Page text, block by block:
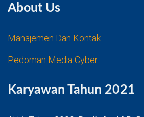
About Us
Manajemen Dan Kontak
Pedoman Media Cyber
Karyawan Tahun 2021